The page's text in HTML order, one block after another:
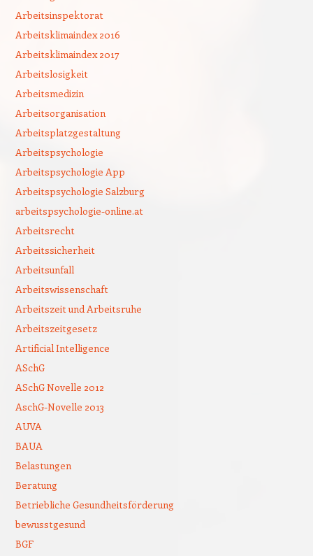
Arbeitsinspektorat
Arbeitsklimaindex 2016
Arbeitsklimaindex 2017
Arbeitslosigkeit
Arbeitsmedizin
Arbeitsorganisation
Arbeitsplatzgestaltung
Arbeitspsychologie
Arbeitspsychologie App
Arbeitspsychologie Salzburg
arbeitspsychologie-online.at
Arbeitsrecht
Arbeitssicherheit
Arbeitsunfall
Arbeitswissenschaft
Arbeitszeit und Arbeitsruhe
Arbeitszeitgesetz
Artificial Intelligence
ASchG
ASchG Novelle 2012
AschG-Novelle 2013
AUVA
BAUA
Belastungen
Beratung
Betriebliche Gesundheitsförderung
bewusstgesund
BGF